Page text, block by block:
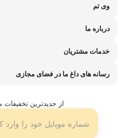
وی تم
شرایط عودت کالا
پیگیری سفارش
درباره ما
تماس با ما
فروشگاه های حضوری
خدمات مشتریان
ضمانت هفت روزه وی تم
رسانه های داغ ما در فضای مجازی
لینکدین
از جدیدترین تخفیفات